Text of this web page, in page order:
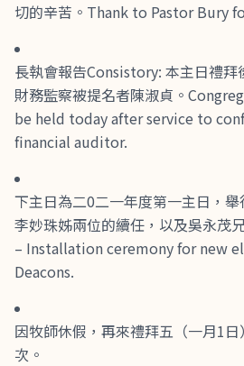
切的辛苦。Thank to Pastor Bury
長執會報告Consistory: 本主日禮
財務監察被提名者陳淑貞。
be held today after service to
financial auditor.
下主日為二0二一年度第一主日，
李妙珠姊兩位的續任，以及吳永茂
– Installation ceremony for new
Deacons.
因牧師休假，再來禮拜五（一月1
次。